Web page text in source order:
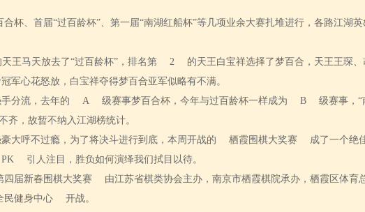
杯、首届“过百龄杯”、第一届“南湖红船杯”等几项业余大赛扎堆进行，各路江湖
天王马天放去了“过百龄杯”，排名第 2
的天王白宝祥选择了梦百合，天王王琛、
军心花怒放，白宝祥夺得梦百合亚军似略有不满。
分流，去年的
A 级赛事梦百合杯，今年与过百龄杯一样成为 B
级赛事，
齐，故暂不纳入江湖榜统计。
大呼不过瘾，为了将决斗进行到底，本周开战的
栖霞围棋大奖赛
成了一个绝
PK
引人注目，胜负如何演绎我们拭目以待。
四届新春围棋大奖赛
由江苏省棋类协会主办，南京市栖霞棋院承办，栖霞区体育
民健身中心
开战。